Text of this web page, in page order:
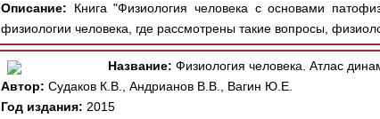
Описание: Книга "Физиология человека с основами
физиологии человека, где рассмотрены такие вопросы,
Название: Физиология человека. Атлас
Автор: Судаков К.В., Андрианов В.В., Вагин Ю.Е.
Год издания: 2015